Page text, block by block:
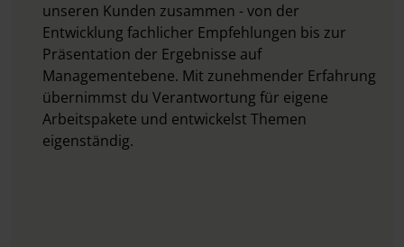
unseren Kunden zusammen - von der
Entwicklung fachlicher Empfehlungen bis zur
Präsentation der Ergebnisse auf
Managementebene. Mit zunehmender Erfahrung
übernimmst du Verantwortung für eigene
Arbeitspakete und entwickelst Themen
eigenständig.